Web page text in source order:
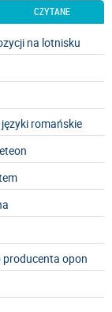
CZYTANE
na lotnisku
romańskie
opon